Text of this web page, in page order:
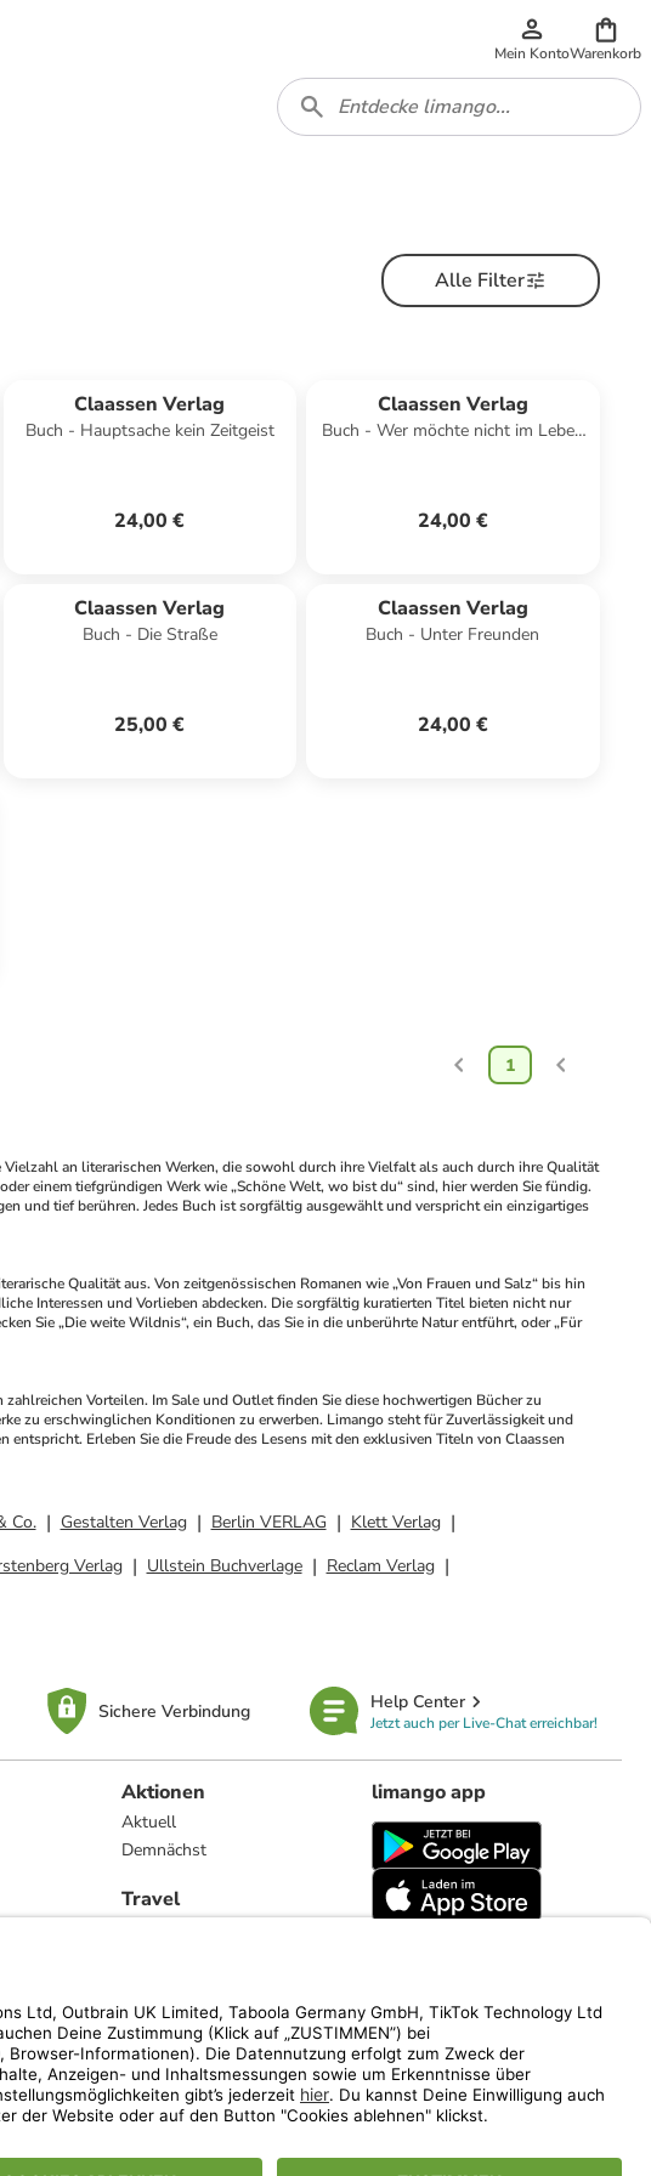
Mein KontoWarenkorb
Alle Filter
Claassen Verlag
Buch - Hauptsache kein Zeitgeist
24,00 €
Claassen Verlag
Buch - Wer möchte nicht im Leben
24,00 €
Claassen Verlag
Buch - Die Straße
25,00 €
Claassen Verlag
Buch - Unter Freunden
24,00 €
1
an literarischen Werken, die sowohl durch ihre Vielfalt als auch durch ihre Qualität
einem tiefgründigen Werk wie „Schöne Welt, wo bist du“ sind, hier werden Sie fündig.
und tief berühren. Jedes Buch ist sorgfältig ausgewählt und verspricht ein einzigartiges
Qualität aus. Von zeitgenössischen Romanen wie „Von Frauen und Salz“ bis hin
Interessen und Vorlieben abdecken. Die sorgfältig kuratierten Titel bieten nicht nur
Sie „Die weite Wildnis“, ein Buch, das Sie in die unberührte Natur entführt, oder „Für
Vorteilen. Im Sale und Outlet finden Sie diese hochwertigen Bücher zu
zu erschwinglichen Konditionen zu erwerben. Limango steht für Zuverlässigkeit und
Erleben Sie die Freude des Lesens mit den exklusiven Titeln von Claassen
Co. Gestalten Verlag Berlin VERLAG
Klett Verlag
Verlag Ullstein Buchverlage
Reclam Verlag
Sichere Verbindung Help Center
Jetzt auch per Live-Chat erreichbar!
Aktionen
Aktuell
Demnächst
Travel
limango app
limango.nl limango.pl
beziehen sich auf den Streichpreis.